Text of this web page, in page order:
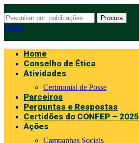
Procura
Menu
Home
Conselho de Ética
Atividades
Cerimonial de Posse
Parceiros
Perguntas e Respostas
Certidões do CONFEP – 2025
Ações
Campanhas Sociais